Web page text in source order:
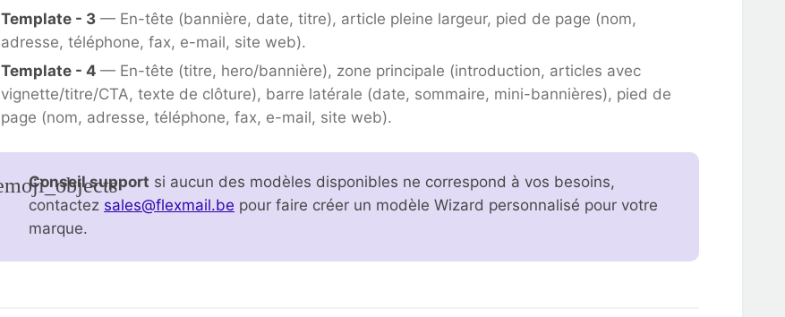
Template - 3 — En-tête (bannière, date, titre), article pleine largeur, pied de page (nom,
adresse, téléphone, fax, e-mail, site web).
Template - 4— En-tête (titre, hero/bannière), zone principale (introduction, articles avec
vignette/titre/CTA, texte de clôture), barre latérale (date, sommaire, mini-bannières), pied de
page (nom, adresse, téléphone, fax, e-mail, site web).
Conseil support si aucun des modèles disponibles ne correspond à vos besoins,
contactez sales@flexmail.be pour faire créer un modèle Wizard personnalisé pour votre
marque.